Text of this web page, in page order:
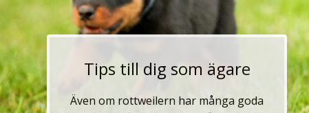
Tips till dig som ägare
Även om rottweilern har många goda